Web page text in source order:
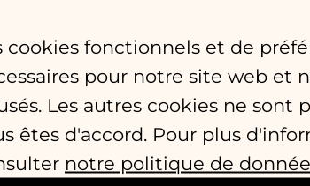
apprentissage de la
passions ou des centres
etc.
tissage, peinture sur
en donnant des cours de
cookies fonctionnels et de
pour notre site web et
Les autres cookies ne sont
êtes d'accord. Pour plus
notre politique de